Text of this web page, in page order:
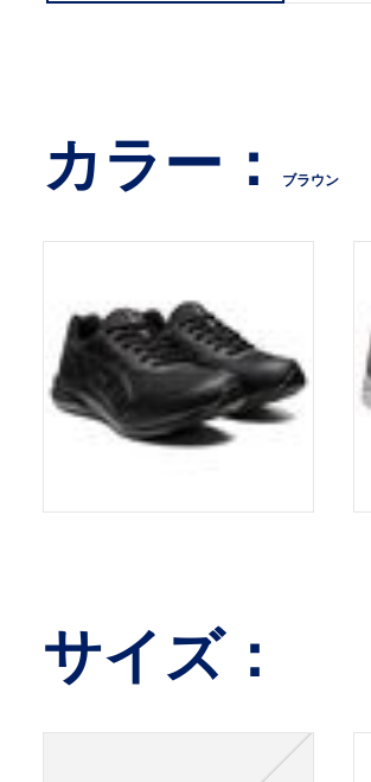
カラー： ブラウン
サイズ：